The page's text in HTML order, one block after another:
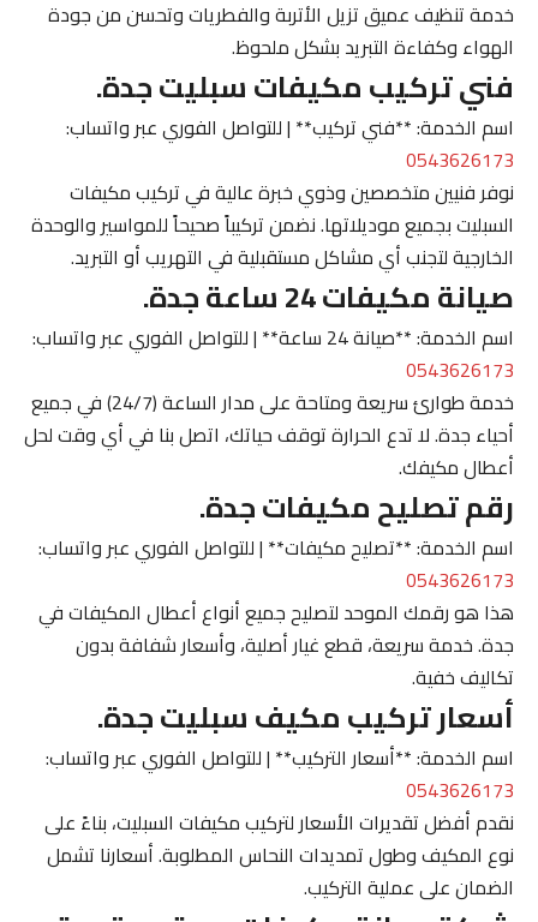
خدمة تنظيف عميق تزيل الأتربة والفطريات وتحسن من جودة
الهواء وكفاءة التبريد بشكل ملحوظ.
فني تركيب مكيفات سبليت جدة.
اسم الخدمة: **فني تركيب** | للتواصل الفوري عبر واتساب:
0543626173
نوفر فنيين متخصصين وذوي خبرة عالية في تركيب مكيفات
السبليت بجميع موديلاتها. نضمن تركيباً صحيحاً للمواسير والوحدة
الخارجية لتجنب أي مشاكل مستقبلية في التهريب أو التبريد.
صيانة مكيفات 24 ساعة جدة.
اسم الخدمة: **صيانة 24 ساعة** | للتواصل الفوري عبر واتساب:
0543626173
خدمة طوارئ سريعة ومتاحة على مدار الساعة (24/7) في جميع
أحياء جدة. لا تدع الحرارة توقف حياتك، اتصل بنا في أي وقت لحل
أعطال مكيفك.
رقم تصليح مكيفات جدة.
اسم الخدمة: **تصليح مكيفات** | للتواصل الفوري عبر واتساب:
0543626173
هذا هو رقمك الموحد لتصليح جميع أنواع أعطال المكيفات في
جدة. خدمة سريعة، قطع غيار أصلية، وأسعار شفافة بدون
تكاليف خفية.
أسعار تركيب مكيف سبليت جدة.
اسم الخدمة: **أسعار التركيب** | للتواصل الفوري عبر واتساب:
0543626173
نقدم أفضل تقديرات الأسعار لتركيب مكيفات السبليت، بناءً على
نوع المكيف وطول تمديدات النحاس المطلوبة. أسعارنا تشمل
الضمان على عملية التركيب.